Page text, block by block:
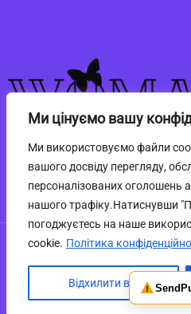
Ми цінуємо вашу
Ми використовуємо файли
вашого досвіду перегляду,
персоналізованих оголошень
нашого трафіку.Натиснувши
погоджуєтесь на наше
cookie. Політика
Відхилити всі
powered by